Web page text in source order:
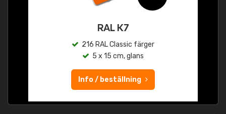
RAL K7
216 RAL Classic färger
5 x 15 cm, glans
Info / beställning